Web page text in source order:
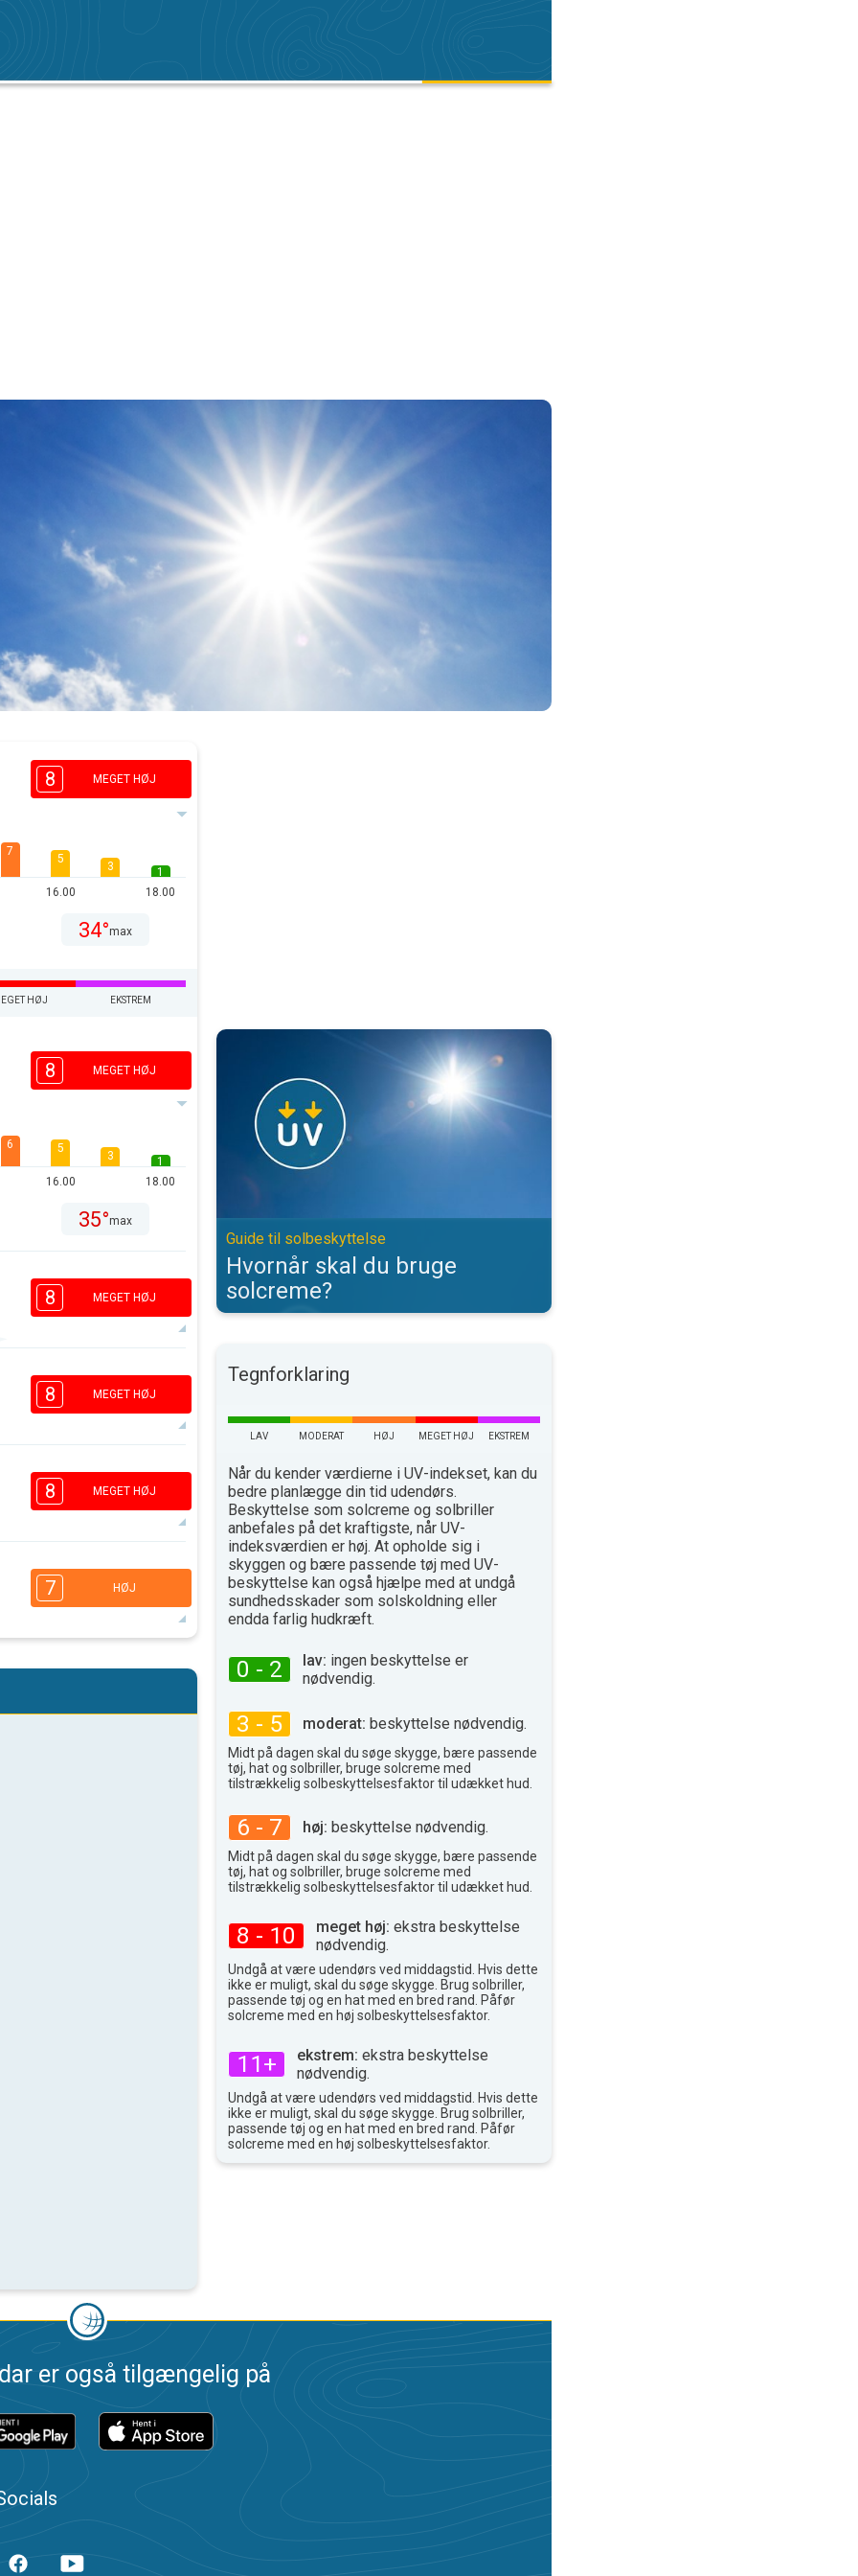
8 MEGET HØJ
7
5
16.00
3
1
18.00
34°max
HØJ EKSTREM
8 MEGET HØJ
6 5
16.00
3
1
18.00
35°max
8 MEGET HØJ
5
16.00
35°max
8 MEGET HØJ
5
16.00
36°max
8 MEGET HØJ
4
16.00
35°max
7 HØJ
4 3
Hvornår skal du bruge solcreme?. Guide til solbeskyttelse. . .
Guide til solbeskyttelse
Hvornår skal du bruge
solcreme?
Tegnforklaring
LAV MODERAT HØJ MEGET HØJ EKSTREM
Når du kender værdierne i UV-indekset, kan du
bedre planlægge din tid udendørs.
Beskyttelse som solcreme og solbriller
anbefales på det kraftigste, når UV-
indeksværdien er høj. At opholde sig i
skyggen og bære passende tøj med UV-
beskyttelse kan også hjælpe med at undgå
sundhedsskader som solskoldning eller
endda farlig hudkræft.
0 - 2 lav: ingen beskyttelse er
nødvendig.
3 - 5 moderat: beskyttelse nødvendig.
Midt på dagen skal du søge skygge, bære passende
tøj, hat og solbriller, bruge solcreme med
tilstrækkelig solbeskyttelsesfaktor til udækket hud.
6 - 7 høj: beskyttelse nødvendig.
Midt på dagen skal du søge skygge, bære passende
tøj, hat og solbriller, bruge solcreme med
tilstrækkelig solbeskyttelsesfaktor til udækket hud.
8 - 10 meget høj: ekstra beskyttelse
nødvendig.
Undgå at være udendørs ved middagstid. Hvis dette
ikke er muligt, skal du søge skygge. Brug solbriller,
passende tøj og en hat med en bred rand. Påfør
solcreme med en høj solbeskyttelsesfaktor.
11+ ekstrem: ekstra beskyttelse
nødvendig.
Undgå at være udendørs ved middagstid. Hvis dette
ikke er muligt, skal du søge skygge. Brug solbriller,
passende tøj og en hat med en bred rand. Påfør
solcreme med en høj solbeskyttelsesfaktor.
er også tilgængelig på